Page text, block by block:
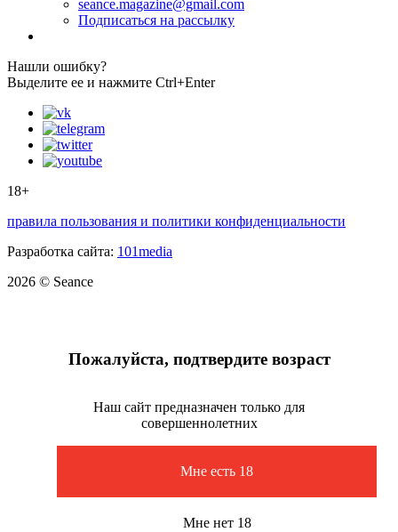
seance.magazine@gmail.com
Подписаться на рассылку
Нашли ошибку?
Выделите ее и нажмите Ctrl+Enter
18+
правила пользования и политики конфиденциальности
Разработка сайта: 101media
2026 © Seance
Пожалуйста, подтвердите возраст
Наш сайт предназначен только для
совершеннолетних
Мне есть 18
Мне нет 18